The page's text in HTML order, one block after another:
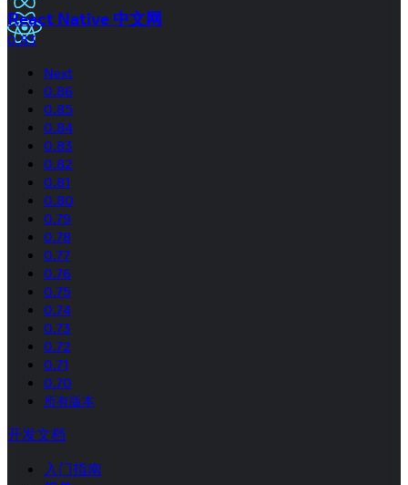
React Native 中文网
0.83
Next
0.86
0.85
0.84
0.83
0.82
0.81
0.80
0.79
0.78
0.77
0.76
0.75
0.74
0.73
0.72
0.71
0.70
所有版本
开发文档
入门指南